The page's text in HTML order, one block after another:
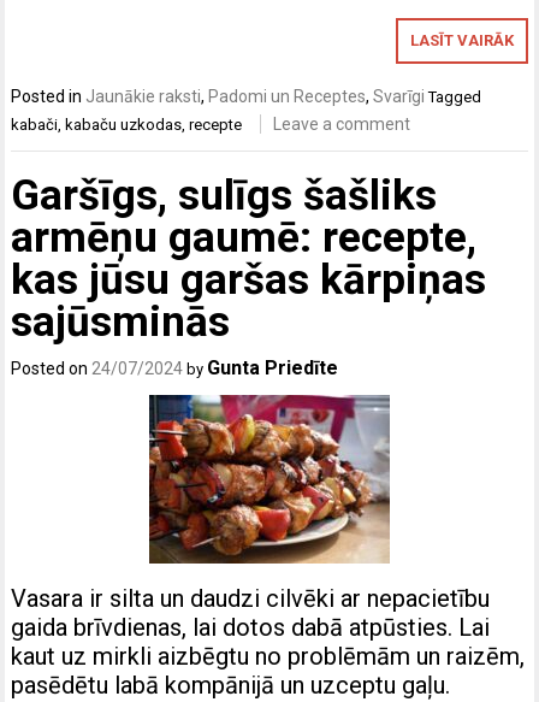
LASĪT VAIRĀK
Posted in Jaunākie raksti, Padomi un Receptes,Svarīgi Tagged
kabači ,kabaču uzkodas ,recepte Leave a comment
Garšīgs, sulīgs šašliks
armēņu gaumē: recepte,
kas jūsu garšas kārpiņas
sajūsminās
Posted on 24/07/2024 by Gunta Priedīte
Vasara ir silta un daudzi cilvēki ar nepacietību
gaida brīvdienas, lai dotos dabā atpūsties. Lai
kaut uz mirkli aizbēgtu no problēmām un raizēm,
pasēdētu labā kompānijā un uzceptu gaļu.